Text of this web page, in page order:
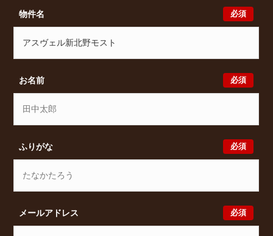
ションをお探しでしたら、ぜひ大阪分譲賃貸Classical
までお気軽にお問い合わせください。大阪分譲賃貸
ンライン相談も受け付けております。また、希望の条
貸物件をご提案いたします。
必須
物件名
必須
お名前
必須
ふりがな
必須
メールアドレス